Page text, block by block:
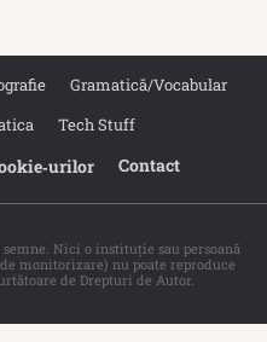
Gramatică/Vocabular
Tech Stuff
Contact
Nici o instituţie sau persoană
monitorizare) nu poate reproduce
de Drepturi de Autor.